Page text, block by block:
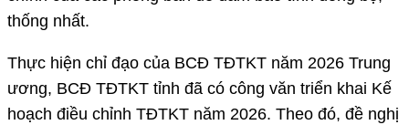
thống nhất.
Thực hiện chỉ đạo của BCĐ TĐTKT năm 2026 Trung
ương, BCĐ TĐTKT tỉnh đã có công văn triển khai Kế
hoạch điều chỉnh TĐTKT năm 2026. Theo đó, đề nghị